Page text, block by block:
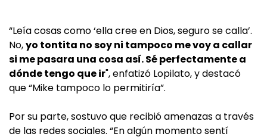
“Leía cosas como ‘ella cree en Dios, seguro se calla’.
No,yo tontita no soy ni tampoco me voy a callar
si me pasara una cosa así. Sé perfectamente a
dónde tengo que ir", enfatizó Lopilato, y destacó
que “Mike tampoco lo permitiría”.
Por su parte, sostuvo que recibió amenazas a través
de las redes sociales. “En algún momento sentí